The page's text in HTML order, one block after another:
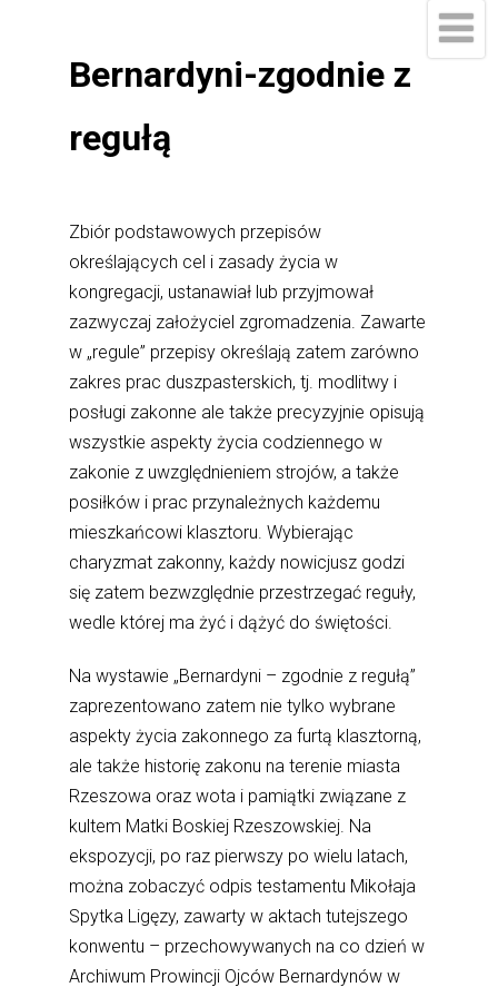
Bernardyni-zgodnie z
regułą
Zbiór podstawowych przepisów
określających cel i zasady życia w
kongregacji, ustanawiał lub przyjmował
zazwyczaj założyciel zgromadzenia. Zawarte
w „regule” przepisy określają zatem zarówno
zakres prac duszpasterskich, tj. modlitwy i
posługi zakonne ale także precyzyjnie opisują
wszystkie aspekty życia codziennego w
zakonie z uwzględnieniem strojów, a także
posiłków i prac przynależnych każdemu
mieszkańcowi klasztoru. Wybierając
charyzmat zakonny, każdy nowicjusz godzi
się zatem bezwzględnie przestrzegać reguły,
wedle której ma żyć i dążyć do świętości.
Na wystawie „Bernardyni – zgodnie z regułą”
zaprezentowano zatem nie tylko wybrane
aspekty życia zakonnego za furtą klasztorną,
ale także historię zakonu na terenie miasta
Rzeszowa oraz wota i pamiątki związane z
kultem Matki Boskiej Rzeszowskiej. Na
ekspozycji, po raz pierwszy po wielu latach,
można zobaczyć odpis testamentu Mikołaja
Spytka Ligęzy, zawarty w aktach tutejszego
konwentu – przechowywanych na co dzień w
Archiwum Prowincji Ojców Bernardynów w